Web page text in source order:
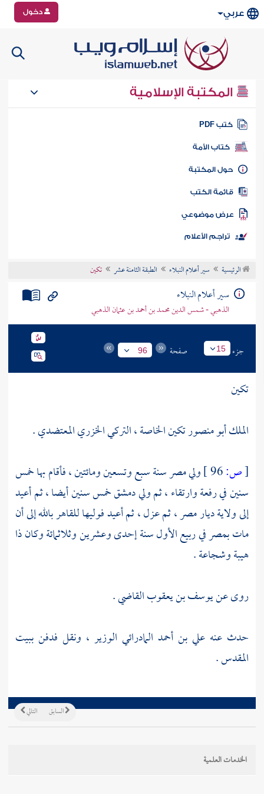
عربي دخول
المكتبة الإسلامية
كتب PDF
كتاب الأمة
المكتبة
الكتب
موضوعي
تراجم الأعلام
الرئيسية سير أعلام النبلاء الطبقة الثامنة عشر تكين
سير أعلام النبلاء
الذهبي - شمس الدين محمد بن أحمد بن عثمان الذهبي
جزء 15 صفحة 96
تكين
الملك أبو منصور تكين الخاصة ، التركي الخزري المعتضدي .
[ص: وليمصرسنة سبع وتسعين ومائتين ، فأقام بها خمس
سنين في رفعة وارتقاء ، ثم وليدمشقخمس سنين أيضا ، ثم أعيد
إلى ولاية ديارمصر، ثم عزل ، ثم أعيد فوليهاللقاهر باللهإلى أن
ماتبمصرفي ربيع الأول سنة إحدى وعشرين وثلاثمائة وكان ذا
هيبة وشجاعة .
روى عنيوسف بن يعقوب القاضي.
حدث عنهعلي بن أحمد المادرائي الوزير ، ونقل فدفن ببيت
المقدس.
التالي السابق
الخدمات العلمية